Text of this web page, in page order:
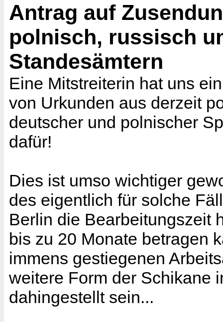
Antrag auf
polnisch, russisch
Standesämtern
Eine Mitstreiterin hat uns
von Urkunden aus derzeit
deutscher und polnischer
dafür!
Dies ist umso wichtiger
des eigentlich für solche
Berlin die Bearbeitungszeit
bis zu 20 Monate betragen
immens gestiegenen
weitere Form der Schikane
dahingestellt sein...